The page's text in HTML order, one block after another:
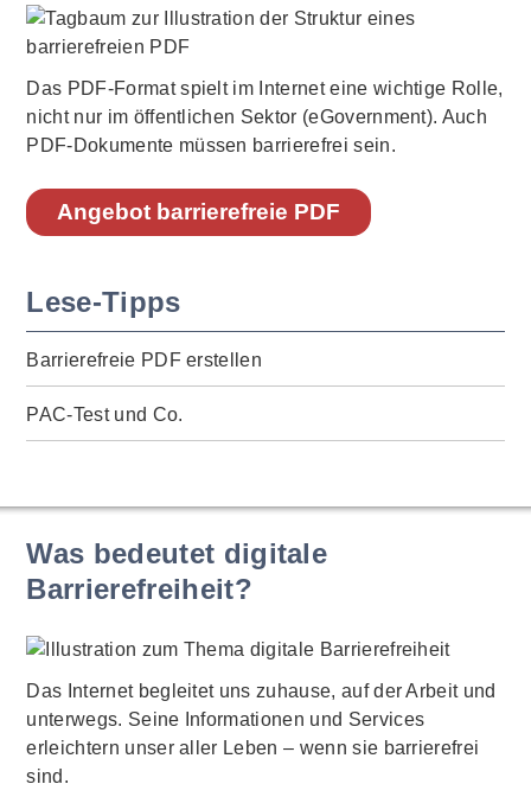
Das PDF-Format spielt im Internet eine wichtige Rolle,
nicht nur im öffentlichen Sektor (eGovernment). Auch
PDF-Dokumente müssen barrierefrei sein.
Angebot barrierefreie PDF
Lese-Tipps
Barrierefreie PDF erstellen
PAC-Test und Co.
Was bedeutet digitale
Barrierefreiheit?
Das Internet begleitet uns zuhause, auf der Arbeit und
unterwegs. Seine Informationen und Services
erleichtern unser aller Leben – wenn sie barrierefrei
sind.